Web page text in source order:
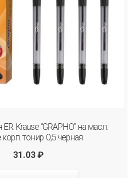
Krause “GRAPHO” на масл.
тонир. 0,5 черная
31.03 ₽